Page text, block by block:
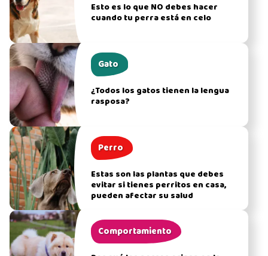
Esto es lo que NO debes hacer
cuando tu perra está en celo
Gato
¿Todos los gatos tienen la lengua
rasposa?
Perro
Estas son las plantas que debes
evitar si tienes perritos en casa,
pueden afectar su salud
Comportamiento